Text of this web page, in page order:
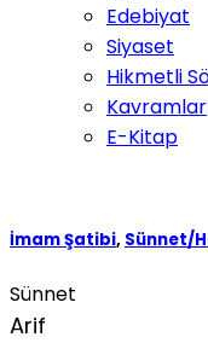
Edebiyat
Siyaset
Hikmetli
Kavramlar
E-Kitap
İmam Şatibi, Sünnet/
Sünnet
Arif